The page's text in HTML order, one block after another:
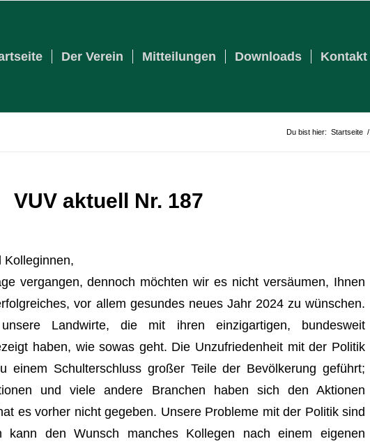
Der Verein Mitteilungen Downloads Kontakt
Du bist hier: Startseite /
VUV aktuell Nr. 187
Kolleginnen,
vergangen, dennoch möchten wir es nicht versäumen, Ihnen
vor allem gesundes neues Jahr 2024 zu wünschen.
Landwirte, die mit ihren einzigartigen, bundesweit
haben, wie sowas geht. Die Unzufriedenheit mit der Politik
einem Schulterschluss großer Teile der Bevölkerung geführt;
und viele andere Branchen haben sich den Aktionen
es vorher nicht gegeben. Unsere Probleme mit der Politik sind
kann den Wunsch manches Kollegen nach einem eigenen